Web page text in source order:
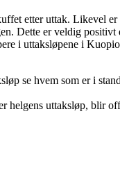
etter uttak. Likevel er
Dette er veldig
i uttaksløpene i
se hvem som er i
helgens uttaksløp, blir